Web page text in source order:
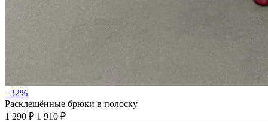
−32%
Расклешённые брюки в полоску
1 290 ₽ 1 910 ₽